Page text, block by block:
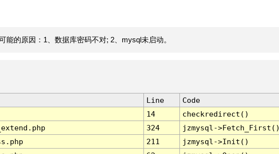
能的原因：1、数据库密码不对; 2、mysql未启动。
Line
Code
14
checkredirect()
324
jzmysql-
211
jzmysql->Init()